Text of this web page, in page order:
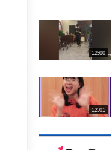
12:00
12:01